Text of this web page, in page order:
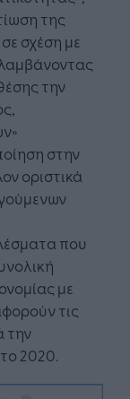
της
σχέση με
την
στην
οριστικά
που
με
τις
την
2020.